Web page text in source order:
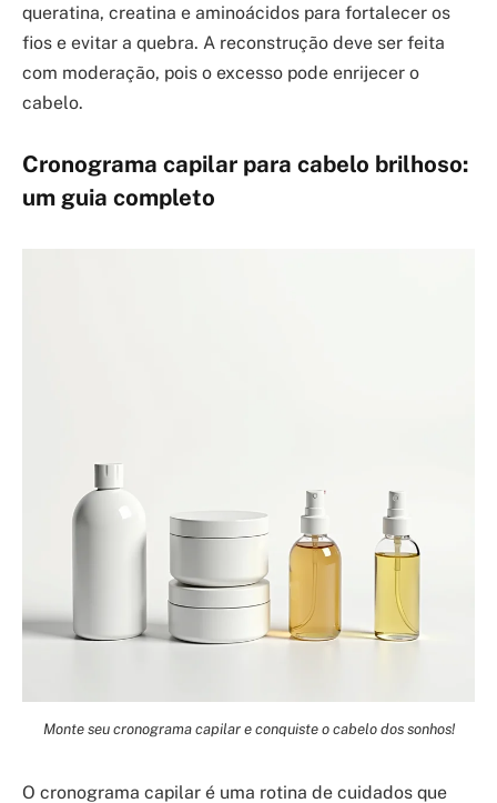
queratina, creatina e aminoácidos para fortalecer os
fios e evitar a quebra. A reconstrução deve ser feita
com moderação, pois o excesso pode enrijecer o
cabelo.
Cronograma capilar para cabelo brilhoso:
um guia completo
Monte seu cronograma capilar e conquiste o cabelo dos sonhos!
O cronograma capilar é uma rotina de cuidados que